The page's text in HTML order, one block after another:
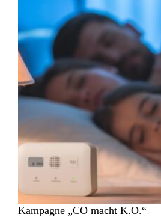
Kampagne „CO macht K.O.“